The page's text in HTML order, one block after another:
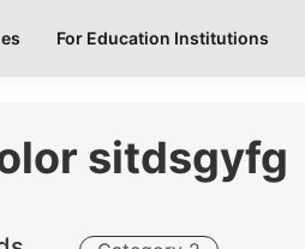
For Education Institutions
sitdsgyfg